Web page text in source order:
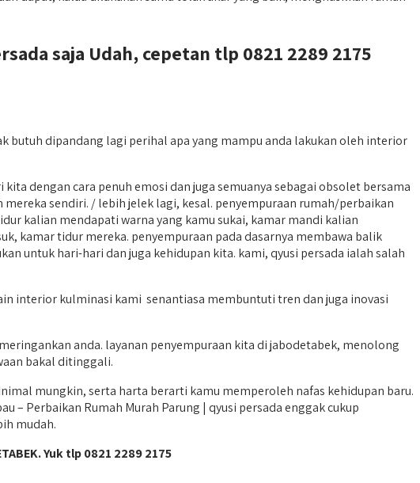
saja Udah, cepetan tlp 0821 2289 2175
butuh dipandang lagi perihal apa yang mampu anda lakukan oleh interior
dengan cara penuh emosi dan juga semuanya sebagai obsolet bersama
sendiri. / lebih jelek lagi, kesal. penyempuraan rumah/perbaikan
kalian mendapati warna yang kamu sukai, kamar mandi kalian
kamar tidur mereka. penyempuraan pada dasarnya membawa balik
untuk hari-hari dan juga kehidupan kita. kami, qyusi persada ialah salah
interior kulminasi kami senantiasa membuntuti tren dan juga inovasi
anda. layanan penyempuraan kita di jabodetabek, menolong
bakal ditinggali.
mungkin, serta harta berarti kamu memperoleh nafas kehidupan baru.
Perbaikan Rumah Murah Parung | qyusi persada enggak cukup
mudah.
Yuk tlp 0821 2289 2175